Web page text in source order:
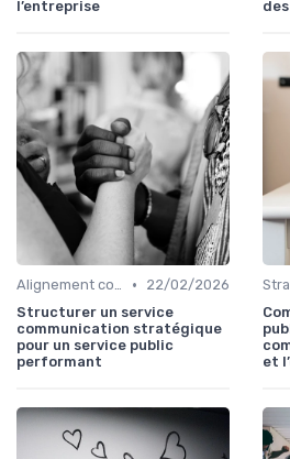
l’entreprise
Alignement communication & stratégie business •
22/02/2026
Structurer un service
communication stratégique
pour un service public
performant
et